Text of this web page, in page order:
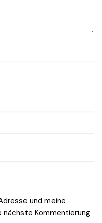
und meine
nächste Kommentierung